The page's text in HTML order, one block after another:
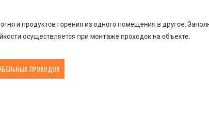
и продуктов горения из одного помещения в другое.
осуществляется при монтаже проходок на объекте.
ПРОХОДОК